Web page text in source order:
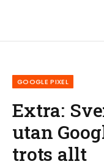
GOOGLE PIXEL
Extra:
utan
trots allt